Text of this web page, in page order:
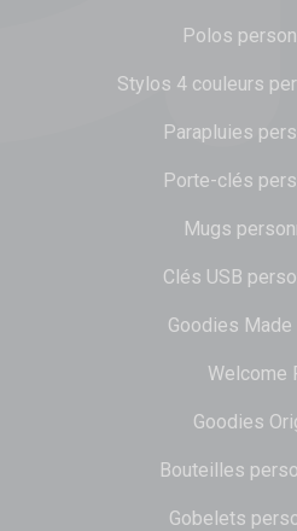
Polos
Stylos 4 couleurs
Parapluies
Porte-clés
Mugs
Clés USB
Goodies Made
Welcome
Goodies
Bouteilles
Gobelets